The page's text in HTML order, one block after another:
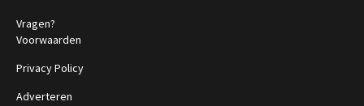
Vragen?
Voorwaarden
Privacy Policy
Adverteren